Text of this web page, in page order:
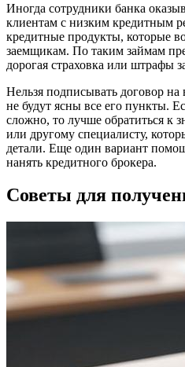
Иногда сотрудники банка
клиентам с низким кредитным
кредитные продукты, которые
заемщикам. По таким займам
дорогая страховка или штрафы
Нельзя подписывать договор на
не будут ясны все его пункты.
сложно, то лучше обратиться к
или другому специалисту,
детали. Еще один вариант
нанять кредитного брокера.
Советы для